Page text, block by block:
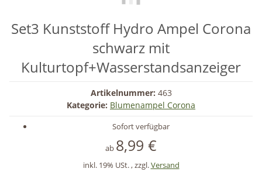
Set3 Kunststoff Hydro Ampel Corona
schwarz mit
Kulturtopf+Wasserstandsanzeiger
Artikelnummer: 463
Kategorie: Blumenampel Corona
Sofort verfügbar
ab 8,99 €
inkl. 19% USt. , zzgl.Versand